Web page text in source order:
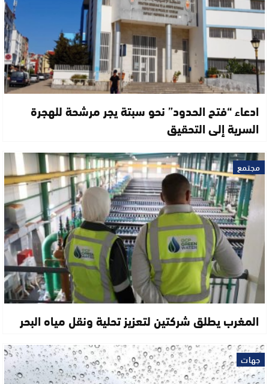
ادعاء “فتح الحدود” نحو سبتة يجر مرشحة للهجرة
السرية إلى التحقيق
مجتمع
المغرب يطلق شركتين لتعزيز تحلية ونقل مياه البحر
جهات